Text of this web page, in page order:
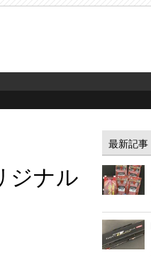
ジナル
最新記事